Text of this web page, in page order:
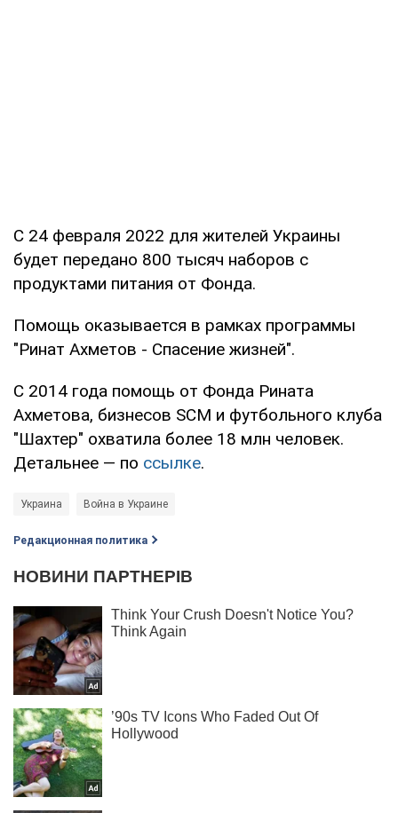
С 24 февраля 2022 для жителей Украины
будет передано 800 тысяч наборов с
продуктами питания от Фонда.
Помощь оказывается в рамках программы
"Ринат Ахметов - Спасение жизней".
С 2014 года помощь от Фонда Рината
Ахметова, бизнесов SCM и футбольного клуба
"Шахтер" охватила более 18 млн человек.
Детальнее — по ссылке.
Украина Война в Украине
Редакционная политика